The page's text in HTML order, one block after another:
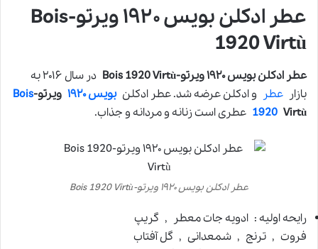
عطر ادکلن بویس ۱۹۲۰ ویرتو-Bois
1920 Virtù
عطر ادکلن بویس ۱۹۲۰ ویرتو-Bois 1920 Virtù
در سال ۲۰۱۶ به
بازار عطر و ادکلن عرضه شد. عطر ادکلنبویس ۱۹۲۰ ویرتو-Bois
1920 Virtù عطری است زنانه و مردانه و جذاب.
عطر ادکلن بویس ۱۹۲۰ ویرتو-Bois 1920 Virtù
رایحه اولیه : ادویه جات معطر , گریپ
فروت , ترنج , شمعدانی , گل آفتاب